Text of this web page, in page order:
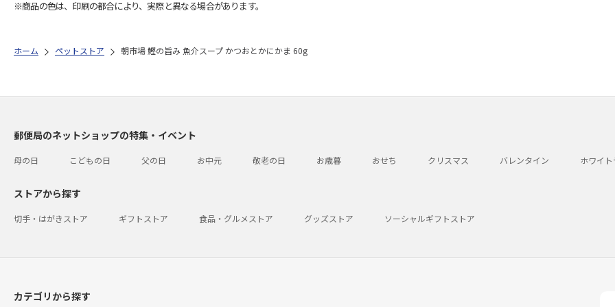
※商品の色は、印刷の都合により、実際と異なる場合があります。
ホーム ペットストア 朝市場 鰹の旨み 魚介スープ かつおとかにかま 60g
郵便局のネットショップの特集・イベント
母の日 こどもの日 父の日 お中元 敬老の日 お歳暮 おせち クリスマス バレンタイン ホワイ
ストアから探す
切手・はがきストア ギフトストア 食品・グルメストア グッズストア ソーシャルギフトストア
カテゴリから探す